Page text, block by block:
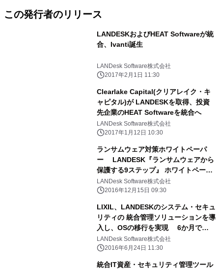
この発行者のリリース
LANDESKおよびHEAT Softwareが統
合、Ivanti誕生
LANDesk Software株式会社
2017年2月1日 11:30
Clearlake Capital(クリアレイク・キ
ャピタル)が LANDESKを取得、投資
先企業のHEAT Softwareを統合へ
LANDesk Software株式会社
2017年1月12日 10:30
ランサムウェア対策ホワイトペーパ
ー LANDESK『ランサムウェアから
保護する9ステップ』 ホワイトペーパ
ーをリリース
LANDesk Software株式会社
2016年12月15日 09:30
LIXIL、LANDESKのシステム・セキュ
リティの 統合管理ソリューションを導
入し、OSの移行を実現 6か月で
18,000台のPCをWindows7に移行
LANDesk Software株式会社
2016年6月24日 11:30
統合IT資産・セキュリティ管理ツール